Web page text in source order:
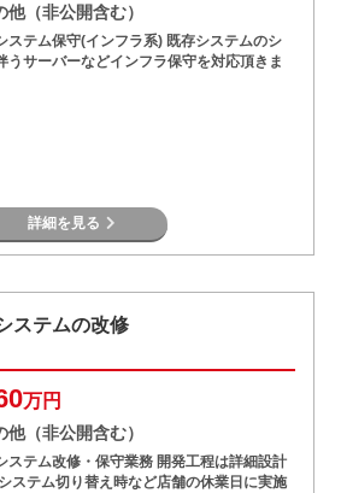
（非公開含む）
ステム保守(インフラ系) 既存システムのシ
うサーバーなどインフラ保守を対応頂きま
詳細を見る
ステムの改修
万円
（非公開含む）
ステム改修・保守業務 開発工程は詳細設計
ステム切り替え時など店舗の休業日に実施